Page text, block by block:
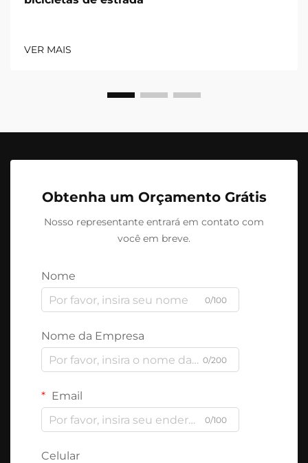
VER MAIS
Obtenha um Orçamento Grátis
Nosso representante entrará em contato com
você em breve.
Nome
0/100
Nome da Empresa
0/200
Email
0/100
Celular